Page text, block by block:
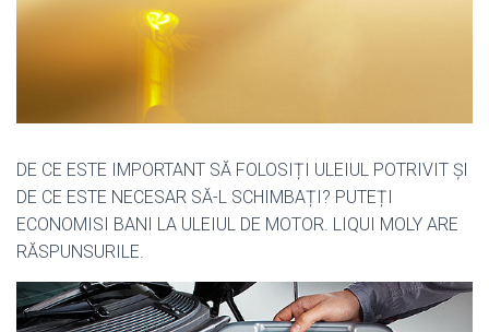
DE CE ESTE IMPORTANT SĂ FOLOSIȚI ULEIUL POTRIVIT ȘI
DE CE ESTE NECESAR SĂ-L SCHIMBAȚI? PUTEȚI
ECONOMISI BANI LA ULEIUL DE MOTOR. LIQUI MOLY ARE
RĂSPUNSURILE.